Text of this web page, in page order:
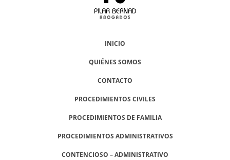
INICIO
QUIÉNES SOMOS
CONTACTO
PROCEDIMIENTOS CIVILES
PROCEDIMIENTOS DE FAMILIA
PROCEDIMIENTOS ADMINISTRATIVOS
CONTENCIOSO – ADMINISTRATIVO